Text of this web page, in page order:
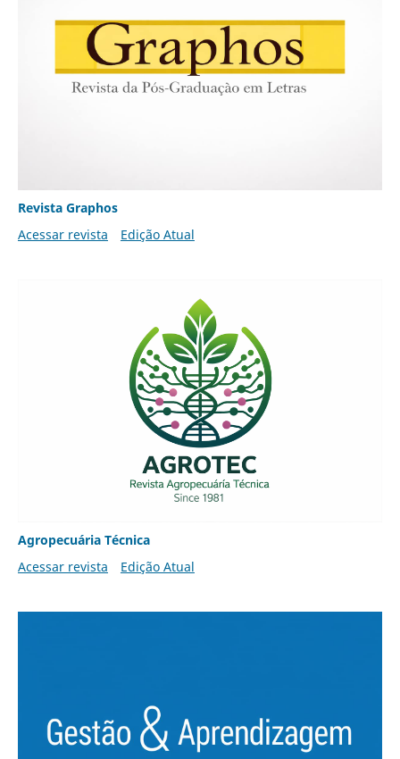
Revista Graphos
Acessar revista
Edição Atual
Agropecuária Técnica
Acessar revista
Edição Atual